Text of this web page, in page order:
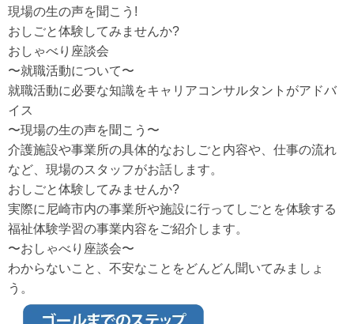
現場の生の声を聞こう!
おしごと体験してみませんか?
おしゃべり座談会
〜就職活動について〜
就職活動に必要な知識をキャリアコンサルタントがアドバ
イス
〜現場の生の声を聞こう〜
介護施設や事業所の具体的なおしごと内容や、仕事の流れ
など、現場のスタッフがお話します。
おしごと体験してみませんか?
実際に尼崎市内の事業所や施設に行ってしごとを体験する
福祉体験学習の事業内容をご紹介します。
〜おしゃべり座談会〜
わからないこと、不安なことをどんどん聞いてみましょ
う。